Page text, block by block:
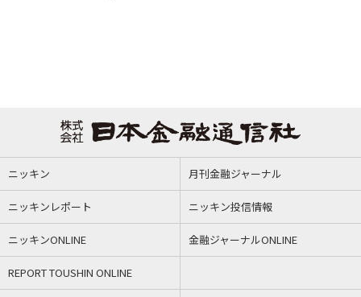
ニッキン 月刊金融ジャーナル
ニッキンレポート ニッキン投信情報
ニッキンONLINE 金融ジャーナルONLINE
REPORT TOUSHIN ONLINE